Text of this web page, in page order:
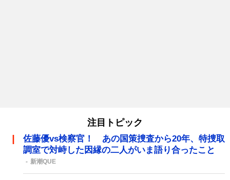
注目トピック
佐藤優vs検察官！ あの国策捜査から20年、特捜取
調室で対峙した因縁の二人がいま語り合ったこと
新潮QUE